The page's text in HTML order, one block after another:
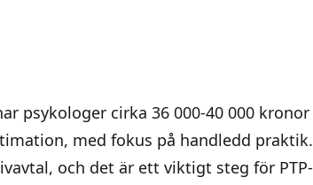
psykologer cirka 36 000-40 000 kronor
med fokus på handledd praktik.
och det är ett viktigt steg för PTP-